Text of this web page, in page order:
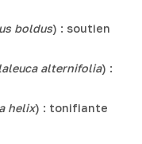
boldus) : soutien
alternifolia) :
helix) : tonifiante